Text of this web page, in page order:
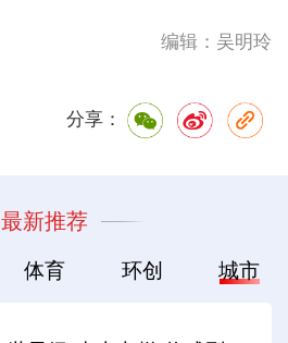
编辑：吴明玲
分享：
最新推荐
体育 环创 城市